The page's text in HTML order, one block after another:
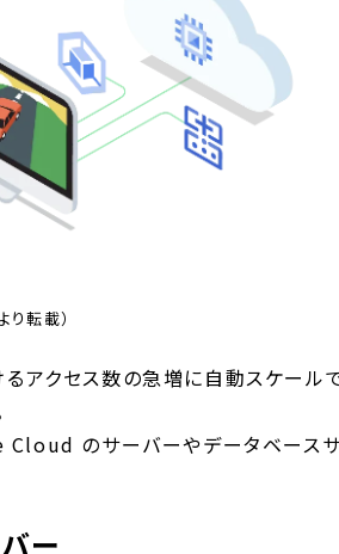
り転載）
アクセス数の急増に自動スケール
Cloud のサーバーやデータベース
ー